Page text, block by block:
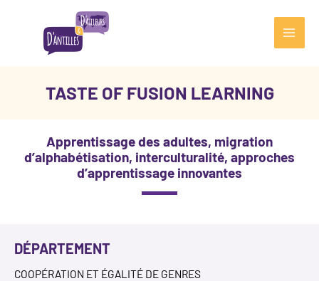
Main
TASTE OF FUSION LEARNING
Apprentissage des adultes, migration
d’alphabétisation, interculturalité, approches
d’apprentissage innovantes
DÉPARTEMENT
COOPÉRATION ET ÉGALITÉ DE GENRES